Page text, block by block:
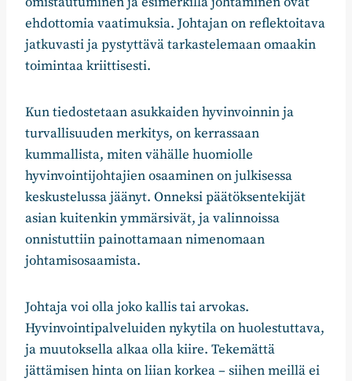
ehdottomia vaatimuksia. Johtajan on reflektoitava
jatkuvasti ja pystyttävä tarkastelemaan omaakin
toimintaa kriittisesti.
Kun tiedostetaan asukkaiden hyvinvoinnin ja
turvallisuuden merkitys, on kerrassaan
kummallista, miten vähälle huomiolle
hyvinvointijohtajien osaaminen on julkisessa
keskustelussa jäänyt. Onneksi päätöksentekijät
asian kuitenkin ymmärsivät, ja valinnoissa
onnistuttiin painottamaan nimenomaan
johtamisosaamista.
Johtaja voi olla joko kallis tai arvokas.
Hyvinvointipalveluiden nykytila on huolestuttava,
ja muutoksella alkaa olla kiire. Tekemättä
jättämisen hinta on liian korkea – siihen meillä ei